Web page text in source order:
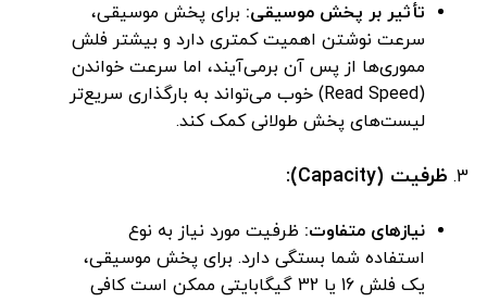
تأثیر بر پخش موسیقی: برای پخش موسیقی،
سرعت نوشتن اهمیت کمتری دارد و بیشتر فلش
مموری‌ها از پس آن برمی‌آیند، اما سرعت خواندن
(Read Speed) خوب می‌تواند به بارگذاری سریع‌تر
لیست‌های پخش طولانی کمک کند.
ظرفیت (Capacity):
نیازهای متفاوت: ظرفیت مورد نیاز به نوع
استفاده شما بستگی دارد. برای پخش موسیقی،
یک فلش 16 یا 32 گیگابایتی ممکن است کافی